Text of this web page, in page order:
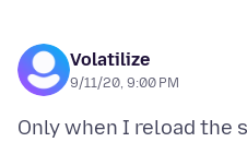
Volatilize
9/11/20, 9:00 PM
Only when I reload the